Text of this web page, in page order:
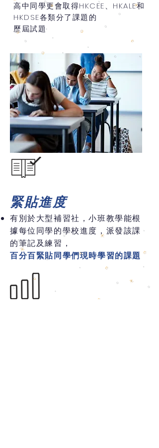
高中同學更會取得HKCEE、HKALE和
HKDSE各類分了課題的
歷屆試題
緊貼進度
有別於大型補習社，小班教學能根
據每位同學的學校進度，派發該課
的筆記及練習，
百分百緊貼同學們現時學習的課題